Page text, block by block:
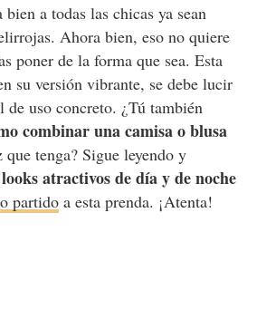
a todas las chicas ya sean
Ahora bien, eso no quiere
poner de la forma que sea. Esta
su versión vibrante, se debe lucir
de uso concreto. ¿Tú también
combinar una camisa o blusa
tenga? Sigue leyendo y
atractivos de día y de noche
partidoa esta prenda. ¡Atenta!